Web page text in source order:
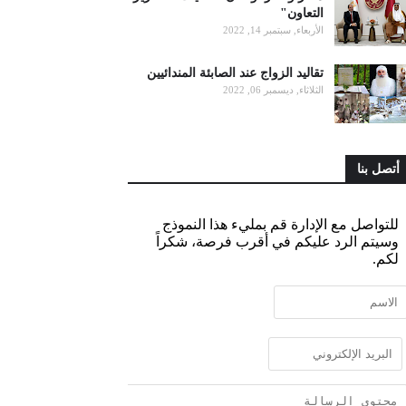
التعاون"
الأربعاء, سبتمبر 14, 2022
تقاليد الزواج عند الصابئة المندائيين
الثلاثاء, ديسمبر 06, 2022
أتصل بنا
للتواصل مع الإدارة قم بمليء هذا النموذج
وسيتم الرد عليكم في أقرب فرصة، شكراً
لكم.